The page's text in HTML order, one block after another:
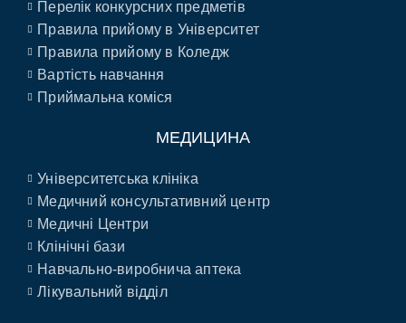
Перелік конкурсних предметів
Правила прийому в Університет
Правила прийому в Коледж
Вартість навчання
Приймальна коміся
МЕДИЦИНА
Університетська клініка
Медичний консультативний центр
Медичні Центри
Клінічні бази
Навчально-виробнича аптека
Лікувальний відділ